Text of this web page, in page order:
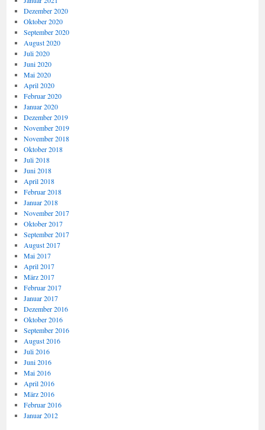
Dezember 2020
Oktober 2020
September 2020
August 2020
Juli 2020
Juni 2020
Mai 2020
April 2020
Februar 2020
Januar 2020
Dezember 2019
November 2019
November 2018
Oktober 2018
Juli 2018
Juni 2018
April 2018
Februar 2018
Januar 2018
November 2017
Oktober 2017
September 2017
August 2017
Mai 2017
April 2017
März 2017
Februar 2017
Januar 2017
Dezember 2016
Oktober 2016
September 2016
August 2016
Juli 2016
Juni 2016
Mai 2016
April 2016
März 2016
Februar 2016
Januar 2012